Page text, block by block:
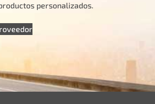
personalizados.